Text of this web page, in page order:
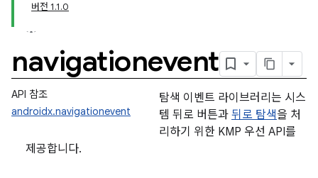
버전 1.1.0
navigationevent
API 참조
androidx.navigationevent
탐색 이벤트 라이브러리는 시스
템 뒤로 버튼과 뒤로 탐색을 처
리하기 위한 KMP 우선 API를
제공합니다.